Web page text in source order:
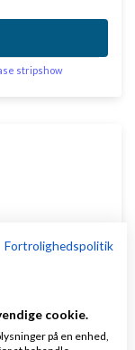
stripshow
omkring
Fortrolighedspolitik
cookie.
på en enhed,